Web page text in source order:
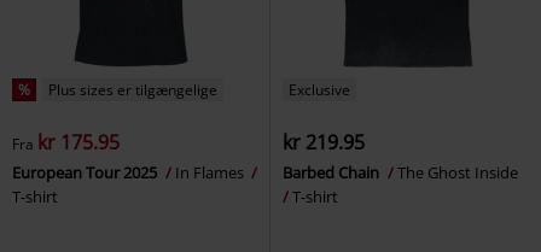
% Plus sizes er tilgængelige
Fra kr 175.95
European Tour 2025
In Flames
T-shirt
Exclusive
kr 219.95
Barbed Chain
The Ghost Inside
T-shirt